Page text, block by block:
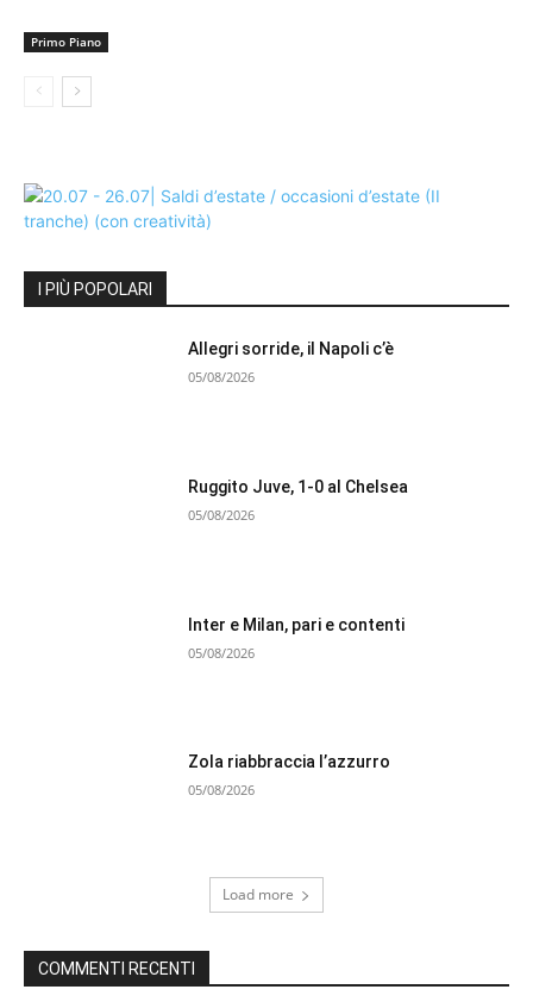
Primo Piano
I PIÙ POPOLARI
Allegri sorride, il Napoli c’è
05/08/2026
Ruggito Juve, 1-0 al Chelsea
05/08/2026
Inter e Milan, pari e contenti
05/08/2026
Zola riabbraccia l’azzurro
05/08/2026
Load more
COMMENTI RECENTI